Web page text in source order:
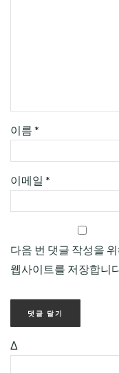
이름 *
이메일 *
다음 번 댓글 작성을
웹사이트를 저장합니
Δ